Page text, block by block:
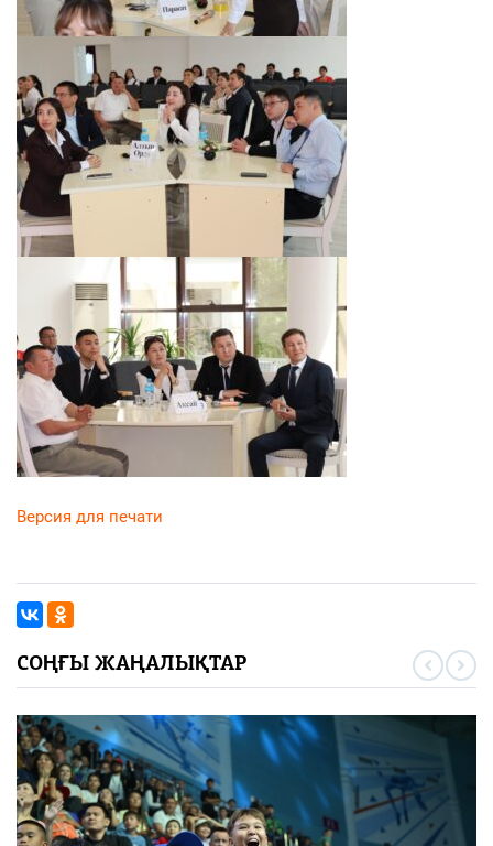
Версия для печати
СОҢҒЫ ЖАҢАЛЫҚТАР